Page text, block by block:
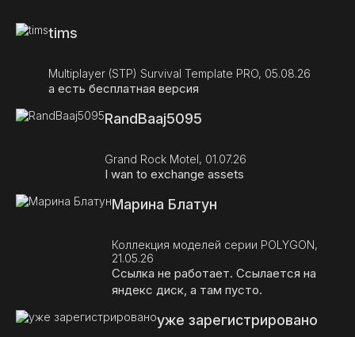
tims
Multiplayer (STP) Survival Template PRO, 05.08.26
а есть бесплатная версия
RandBaaj5095
Grand Rock Motel, 01.07.26
I wan to exchange assets
Марина Блатун
Коллекция моделей серии POLYGON,
21.05.26
Ссылка не работает. Ссылается на
яндекс диск, а там пусто.
уже зарегистрировано